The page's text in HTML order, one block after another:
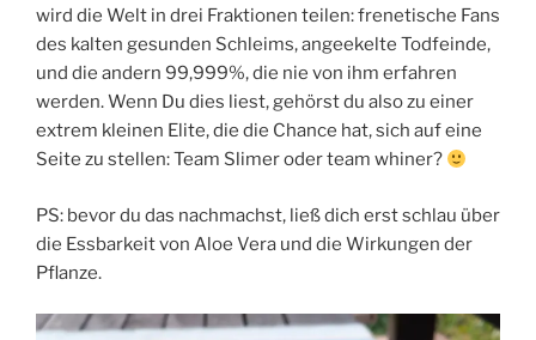
wird die Welt in drei Fraktionen teilen: frenetische Fans
des kalten gesunden Schleims, angeekelte Todfeinde,
und die andern 99,999%, die nie von ihm erfahren
werden. Wenn Du dies liest, gehörst du also zu einer
extrem kleinen Elite, die die Chance hat, sich auf eine
Seite zu stellen: Team Slimer oder team whiner?
PS: bevor du das nachmachst, ließ dich erst schlau über
die Essbarkeit von Aloe Vera und die Wirkungen der
Pflanze.